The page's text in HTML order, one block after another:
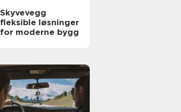
Skyvevegg
fleksible løsninger
for moderne bygg